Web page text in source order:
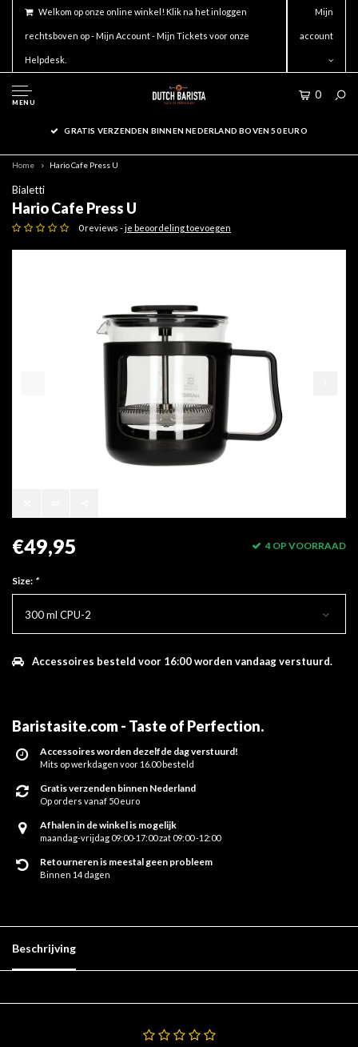
Welkom op onze online winkel! Klik na het inloggen
rechtsboven op - Mijn Account - Mijn Tickets voor onze
Helpdesk.
Mijn
account
MENU
0
GRATIS VERZENDEN BINNEN NEDERLAND BOVEN 50 EURO
Home Hario Cafe Press U
Bialetti
Hario Cafe Press U
0 reviews -je beoordeling toevoegen
€49,95 4 OP VOORRAAD
Size: *
300 ml CPU-2
Accessoires besteld voor 16:00 worden vandaag verstuurd.
Baristasite.com - Taste of Perfection.
Accessoires worden dezelfde dag verstuurd!
Mits op werkdagen voor 16.00 besteld
Gratis verzenden binnen Nederland
Op orders vanaf 50 euro
Afhalen in de winkel is mogelijk
maandag-vrijdag 09:00-17:00 zat 09:00 -12:00
Retourneren is meestal geen probleem
Binnen 14 dagen
Beschrijving